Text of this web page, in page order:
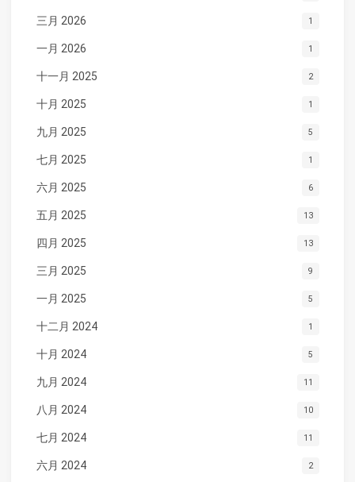
三月 2026 1
一月 2026 1
十一月 2025 2
十月 2025 1
九月 2025 5
七月 2025 1
六月 2025 6
五月 2025 13
四月 2025 13
三月 2025 9
一月 2025 5
十二月 2024 1
十月 2024 5
九月 2024 11
八月 2024 10
七月 2024 11
六月 2024 2